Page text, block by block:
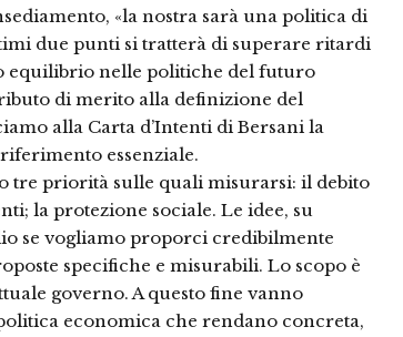
«la nostra sarà una politica di
due punti si tratterà di superare ritardi
equilibrio nelle politiche del futuro
di merito alla definizione del
alla Carta d’Intenti di Bersani la
essenziale.
tre priorità sulle quali misurarsi: il debito
la protezione sociale. Le idee, su
se vogliamo proporci credibilmente
specifiche e misurabili. Lo scopo è
governo. A questo fine vanno
economica che rendano concreta,